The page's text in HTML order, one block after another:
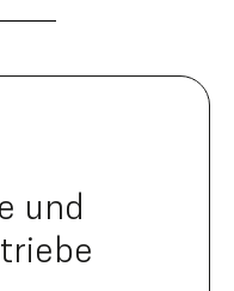
und